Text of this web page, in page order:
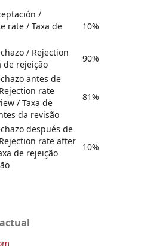
/
rate / Taxa de
10%
/ Rejection
de rejeição
90%
antes de
rate
/ Taxa de
da revisão
81%
después de
rate after
de rejeição
10%